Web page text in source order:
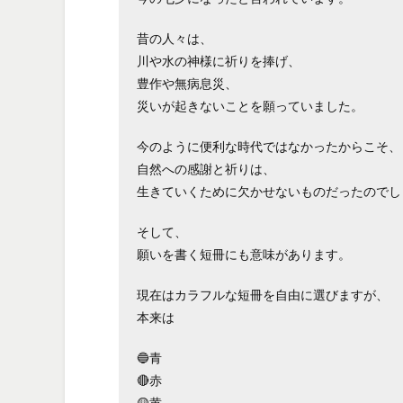
昔の人々は、
川や水の神様に祈りを捧げ、
豊作や無病息災、
災いが起きないことを願っていました。
今のように便利な時代ではなかったからこそ、
自然への感謝と祈りは、
生きていくために欠かせないものだったので
そして、
願いを書く短冊にも意味があります。
現在はカラフルな短冊を自由に選びますが、
本来は
🔵青
🔴赤